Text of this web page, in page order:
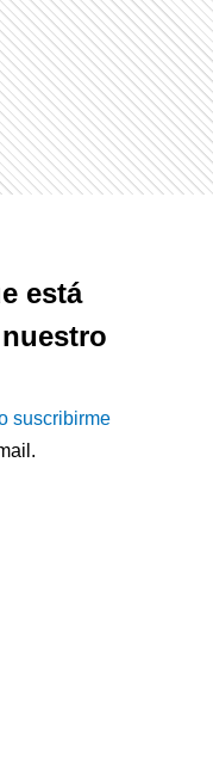
está
suscribirme